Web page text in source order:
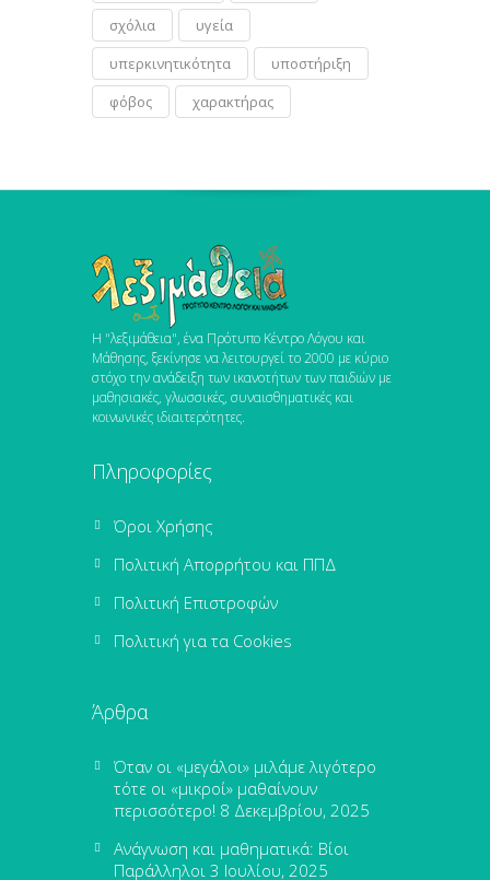
σχόλια
υγεία
υπερκινητικότητα
υποστήριξη
φόβος
χαρακτήρας
Η "λεξιμάθεια", ένα Πρότυπο Κέντρο Λόγου και
Μάθησης, ξεκίνησε να λειτουργεί το 2000 με κύριο
στόχο την ανάδειξη των ικανοτήτων των παιδιών με
μαθησιακές, γλωσσικές, συναισθηματικές και
κοινωνικές ιδιαιτερότητες.
Πληροφορίες
Όροι Χρήσης
Πολιτική Απορρήτου και ΠΠΔ
Πολιτική Επιστροφών
Πολιτική για τα Cookies
Άρθρα
Όταν οι «μεγάλοι» μιλάμε λιγότερο
τότε οι «μικροί» μαθαίνουν
περισσότερο! 8 Δεκεμβρίου, 2025
Ανάγνωση και μαθηματικά: Βίοι
Παράλληλοι 3 Ιουλίου, 2025